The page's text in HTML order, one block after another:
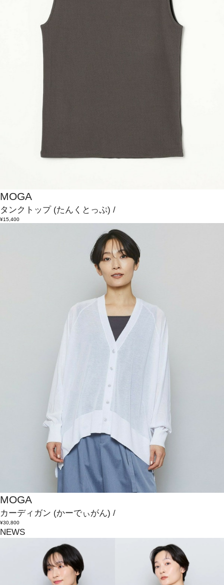
MOGA
タンクトップ (たんくとっぷ) /
¥15,400
MOGA
カーディガン (かーでぃがん) /
¥30,800
NEWS